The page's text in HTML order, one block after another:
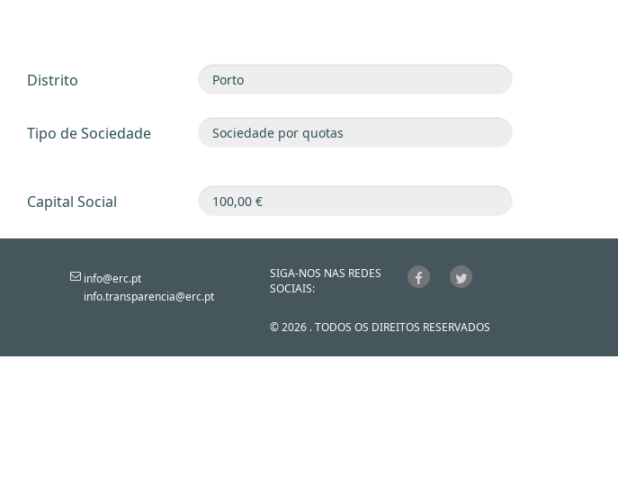
Distrito
Tipo de Sociedade
Capital Social
info@erc.pt
info.transparencia@erc.pt
SIGA-NOS NAS REDES
SOCIAIS:
© 2026 . TODOS OS DIREITOS RESERVADOS